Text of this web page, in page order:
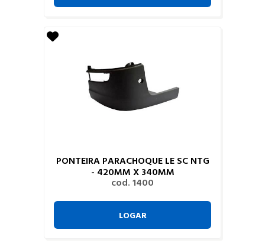
PONTEIRA PARACHOQUE LE SC NTG
- 420MM X 340MM
cod. 1400
LOGAR